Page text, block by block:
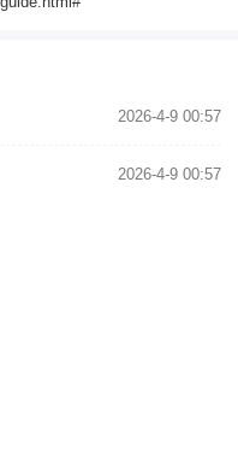
2026-4-9 00:57
2026-4-9 00:57